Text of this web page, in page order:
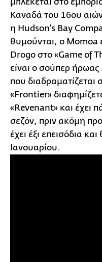
μπλέκεται στο
Καναδά του 16ου
η Hudson's Bay
θυμούνται, ο Momoa
Drοgo στο «Game of
είναι ο σούπερ
που
«Frontier»
«Revenant» και έχει
σεζόν, πριν ακόμη
έχει έξι επεισόδια
Ιανουαρίου.